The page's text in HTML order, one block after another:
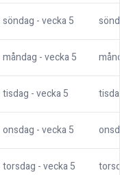
söndag - vecka5
måndag - vecka5
tisdag - vecka5
onsdag - vecka5
torsdag - vecka5